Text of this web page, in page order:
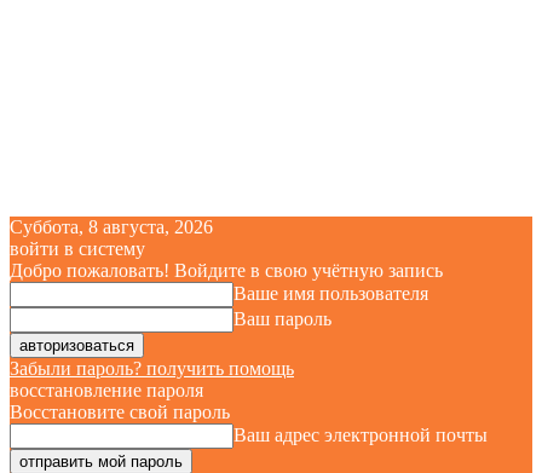
Суббота, 8 августа, 2026
войти в систему
Добро пожаловать! Войдите в свою учётную запись
Ваше имя пользователя
Ваш пароль
Забыли пароль? получить помощь
восстановление пароля
Восстановите свой пароль
Ваш адрес электронной почты